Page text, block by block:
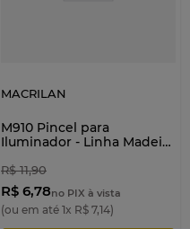
MACRILAN
M910 Pincel para
Iluminador - Linha Madeira
R$ 11,90
R$ 6,78no PIX à vista
(ou em até 1x R$ 7,14)